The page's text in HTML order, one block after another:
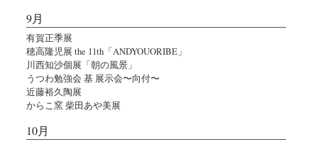
9月
有賀正季展
穂高隆児展 the 11th「ANDYOUORIBE」
川西知沙個展「朝の風景」
うつわ勉強会 基 展示会〜向付〜
近藤裕久陶展
からこ窯 柴田あや美展
10月